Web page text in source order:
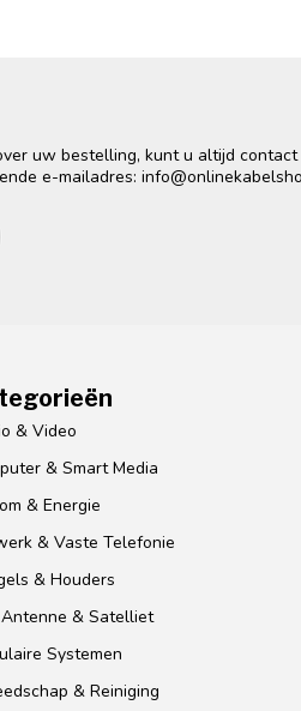
uw bestelling, kunt u altijd contact
e-mailadres:
& Video
& Smart Media
& Energie
& Vaste Telefonie
& Houders
Antenne & Satelliet
Systemen
& Reiniging